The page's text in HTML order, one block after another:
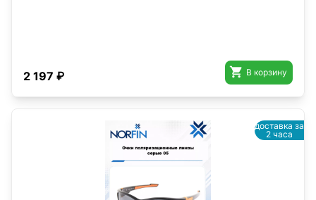
2 197 ₽  В корзину
доставка за
2 часа